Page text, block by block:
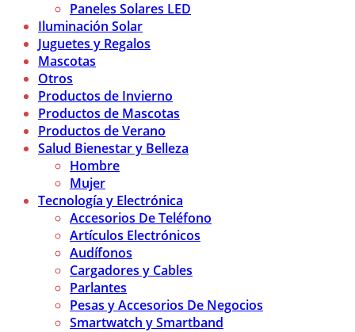
Paneles Solares LED
Iluminación Solar
Juguetes y Regalos
Mascotas
Otros
Productos de Invierno
Productos de Mascotas
Productos de Verano
Salud Bienestar y Belleza
Hombre
Mujer
Tecnología y Electrónica
Accesorios De Teléfono
Artículos Electrónicos
Audífonos
Cargadores y Cables
Parlantes
Pesas y Accesorios De Negocios
Smartwatch y Smartband